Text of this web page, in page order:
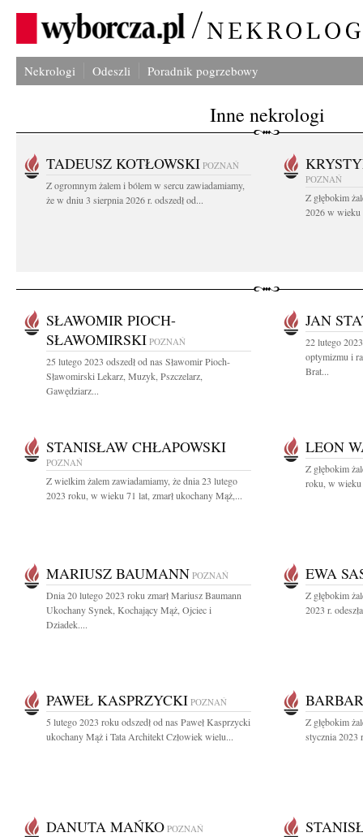
Nekrologi Odeszli Poradnik pogrzebowy
Inne nekrologi
TADEUSZ KOTŁOWSKI POZNAŃ
Z ogromnym żalem i bólem w sercu zawiadamiamy,
że w dniu 3 sierpnia 2026 r. odszedł od...
POZNAŃ
Z głębokim
2026 w wieku
SŁAWOMIR PIOCH-
SŁAWOMIRSKI POZNAŃ
25 lutego 2023 odszedł od nas Sławomir Pioch-
Sławomirski Lekarz, Muzyk, Pszczelarz,
Gawędziarz...
JAN
22 lutego
optymizmu i
Brat...
STANISŁAW CHŁAPOWSKI
POZNAŃ
Z wielkim żalem zawiadamiamy, że dnia 23 lutego
2023 roku, w wieku 71 lat, zmarł ukochany Mąż,...
LEON
Z głębokim
roku, w wieku
MARIUSZ BAUMANN POZNAŃ
Dnia 20 lutego 2023 roku zmarł Mariusz Baumann
Ukochany Synek, Kochający Mąż, Ojciec i
Dziadek....
EWA
Z głębokim
2023 r.
PAWEŁ KASPRZYCKI POZNAŃ
5 lutego 2023 roku odszedł od nas Paweł Kasprzycki
ukochany Mąż i Tata Architekt Człowiek wielu...
Z głębokim
stycznia 2023
DANUTA MAŃKO POZNAŃ